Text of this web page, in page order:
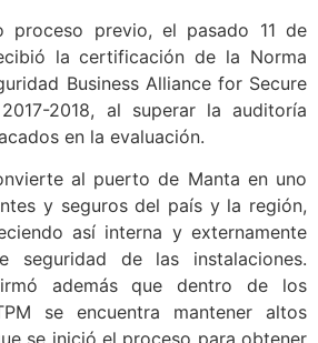
proceso previo, el pasado 11 de
la certificación de la Norma
Business Alliance for Secure
2018, al superar la auditoría
en la evaluación.
al puerto de Manta en uno
y seguros del país y la región,
así interna y externamente
seguridad de las instalaciones.
además que dentro de los
se encuentra mantener altos